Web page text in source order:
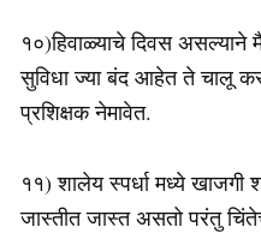
१०)हिवाळ्याचे दिवस
सुविधा ज्या बंद आहेत ते चालू
प्रशिक्षक नेमावेत.
११) शालेय स्पर्धा मध्ये खाजगी
जास्तीत जास्त असतो परंतु